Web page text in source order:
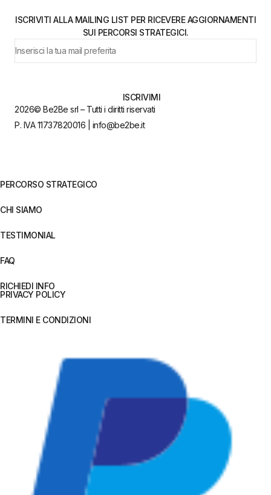
ISCRIVITI ALLA MAILING LIST PER RICEVERE AGGIORNAMENTI
SUI PERCORSI STRATEGICI.
ISCRIVIMI
2026© Be2Be srl – Tutti i diritti riservati
P. IVA 11737820016 | info@be2be.it
PERCORSO STRATEGICO
CHI SIAMO
TESTIMONIAL
FAQ
RICHIEDI INFO
PRIVACY POLICY
TERMINI E CONDIZIONI